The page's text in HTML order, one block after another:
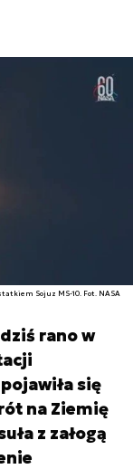
Sojuz MS-10. Fot. NASA
rano w
się
na Ziemię
z załogą